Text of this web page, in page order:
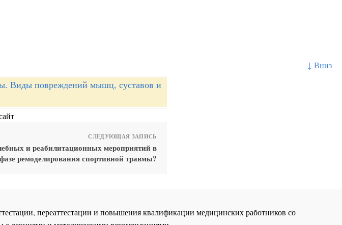
↓ Вниз
Виды повреждений мышц, суставов и
СЛЕДУЮЩАЯ ЗАПИСЬ
и реабилитационных мероприятий в
фазе ремоделирования спортивной травмы?
переаттестации и повышения квалификации медицинских работников со